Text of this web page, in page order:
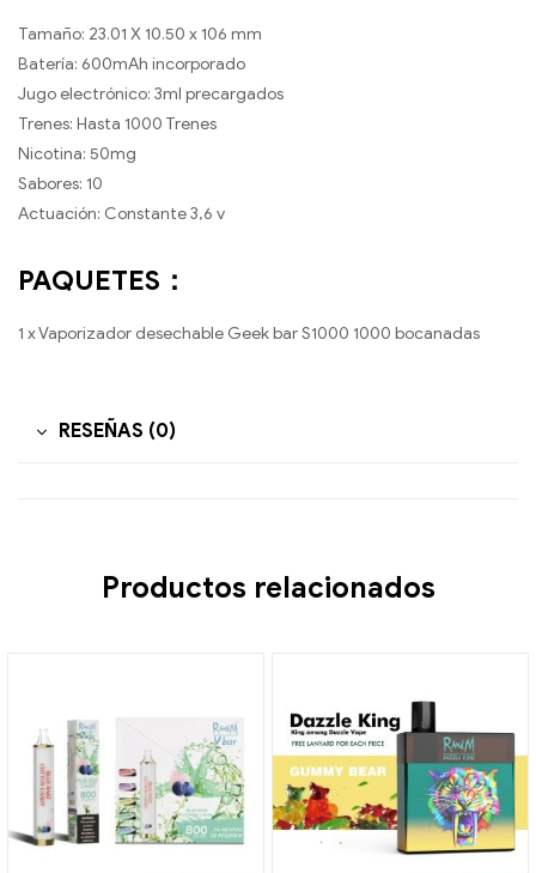
Tamaño: 23.01 X 10.50 x 106 mm
Batería: 600mAh incorporado
Jugo electrónico: 3ml precargados
Trenes: Hasta 1000 Trenes
Nicotina: 50mg
Sabores: 10
Actuación: Constante 3,6 v
PAQUETES：
1 x Vaporizador desechable Geek bar S1000 1000 bocanadas
RESEÑAS (0)
Productos relacionados